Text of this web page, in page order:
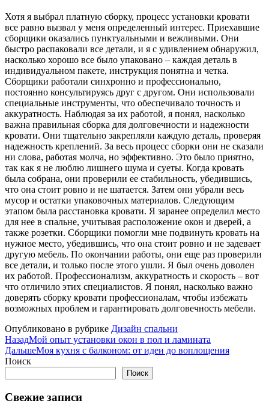
Хотя я выбрал платную сборку, процесс установки кровати
все равно вызвал у меня определенный интерес. Приехавшие
сборщики оказались пунктуальными и вежливыми. Они
быстро распаковали все детали, и я с удивлением обнаружил,
насколько хорошо все было упаковано – каждая деталь в
индивидуальном пакете, инструкция понятна и четка.
Сборщики работали синхронно и профессионально,
постоянно консультируясь друг с другом. Они использовали
специальные инструменты, что обеспечивало точность и
аккуратность. Наблюдая за их работой, я понял, насколько
важна правильная сборка для долговечности и надежности
кровати. Они тщательно закрепляли каждую деталь, проверяя
надежность креплений. За весь процесс сборки они не сказали
ни слова, работая молча, но эффективно. Это было приятно,
так как я не люблю лишнего шума и суеты. Когда кровать
была собрана, они проверили ее стабильность, убедившись,
что она стоит ровно и не шатается. Затем они убрали весь
мусор и остатки упаковочных материалов. Следующим
этапом была расстановка кровати. Я заранее определил место
для нее в спальне, учитывая расположение окон и дверей, а
также розетки. Сборщики помогли мне подвинуть кровать на
нужное место, убедившись, что она стоит ровно и не задевает
другую мебель. По окончании работы, они еще раз проверили
все детали, и только после этого ушли. Я был очень доволен
их работой. Профессионализм, аккуратность и скорость – вот
что отличило этих специалистов. Я понял, насколько важно
доверять сборку кровати профессионалам, чтобы избежать
возможных проблем и гарантировать долговечность мебели.
Опубликовано в рубрике Дизайн спальни
НазадМой опыт установки окон в пол и ламината
ДальшеМоя кухня с балконом: от идеи до воплощения
Поиск
Поиск
Свежие записи